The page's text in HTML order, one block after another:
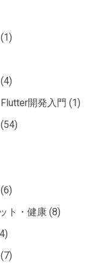
(1)
(4)
開発入門 (1)
(54)
(6)
ト・健康 (8)
(7)